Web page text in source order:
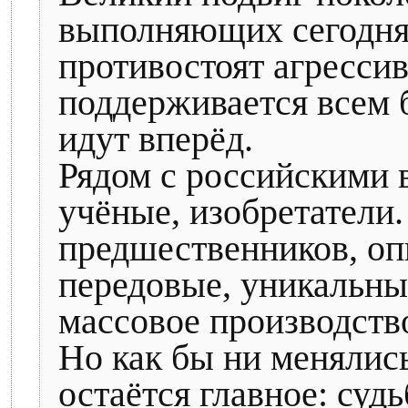
выполняющих
противостоят
поддерживается
идут вперёд.
Рядом с российскими
учёные,
предшественников,
передовые,
массовое
Но как бы ни
остаётся главное: